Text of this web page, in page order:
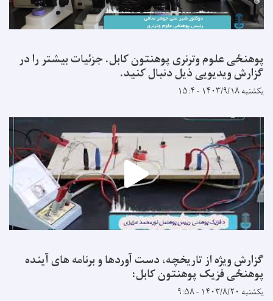
پوهنځی علوم وترنری پوهنتون کابل. جزئیات بیشتر را در
گزارش ویدیویی ذیل دنبال کنید.
یکشنبه ۱۴۰۳/۹/۱۸ - ۱۵:۴
گزارش ویژه از تاریخچه، دست آوردها و برنامه های آینده
پوهنځی فزیک پوهنتون کابل:
یکشنبه ۱۴۰۳/۸/۲۰ - ۹:۵۸